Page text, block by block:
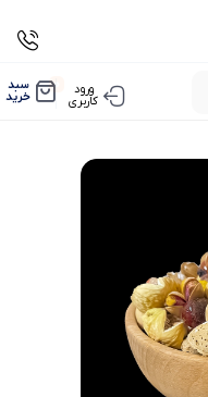
ورود
کاربری
0 سبد
خرید